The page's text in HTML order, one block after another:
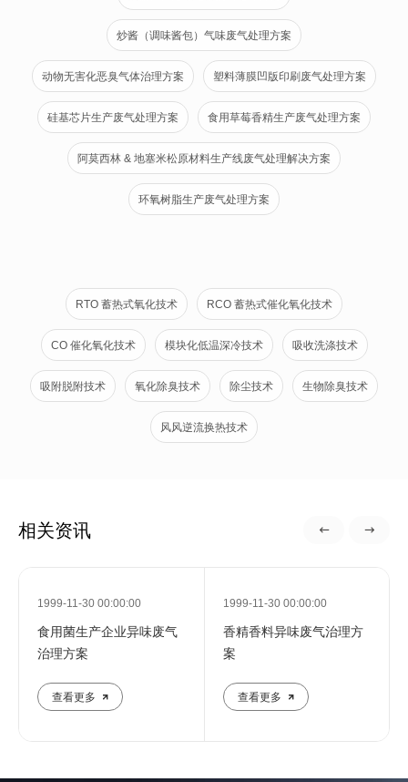
炒酱（调味酱包）气味废气处理方案
动物无害化恶臭气体治理方案 塑料薄膜凹版印刷废气处理方案
硅基芯片生产废气处理方案 食用草莓香精生产废气处理方案
阿莫西林 & 地塞米松原材料生产线废气处理解决方案
环氧树脂生产废气处理方案
RTO 蓄热式氧化技术 RCO 蓄热式催化氧化技术
CO 催化氧化技术 模块化低温深冷技术 吸收洗涤技术
吸附脱附技术 氧化除臭技术 除尘技术 生物除臭技术
风风逆流换热技术
相关资讯
1999-11-30 00:00:00
食用菌生产企业异味废气
治理方案
查看更多
1999-11-30 00:00:00
香精香料异味废气治理方
案
查看更多